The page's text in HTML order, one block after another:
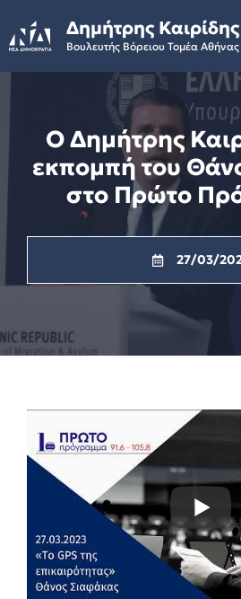
to
content
Δημήτρης Καιρίδης
Βουλευτής Βόρειου Τομέα Αθήνας
Ο Δημήτρης
εκπομπή του
στο Πρώτο
27/03/